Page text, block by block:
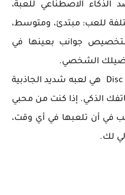
الذكاء الاصطناعي للعبة،
للعب: مبتدئ، ومتوسط،
جوانب بعينها في
الشخصي.
وأعظم ما في لعبه Disc Pool Carrom هي لعبه شديد الجاذبية
الذكي. إذا كنت من محبي
في أن تلعبها في أي وقت،
لك.